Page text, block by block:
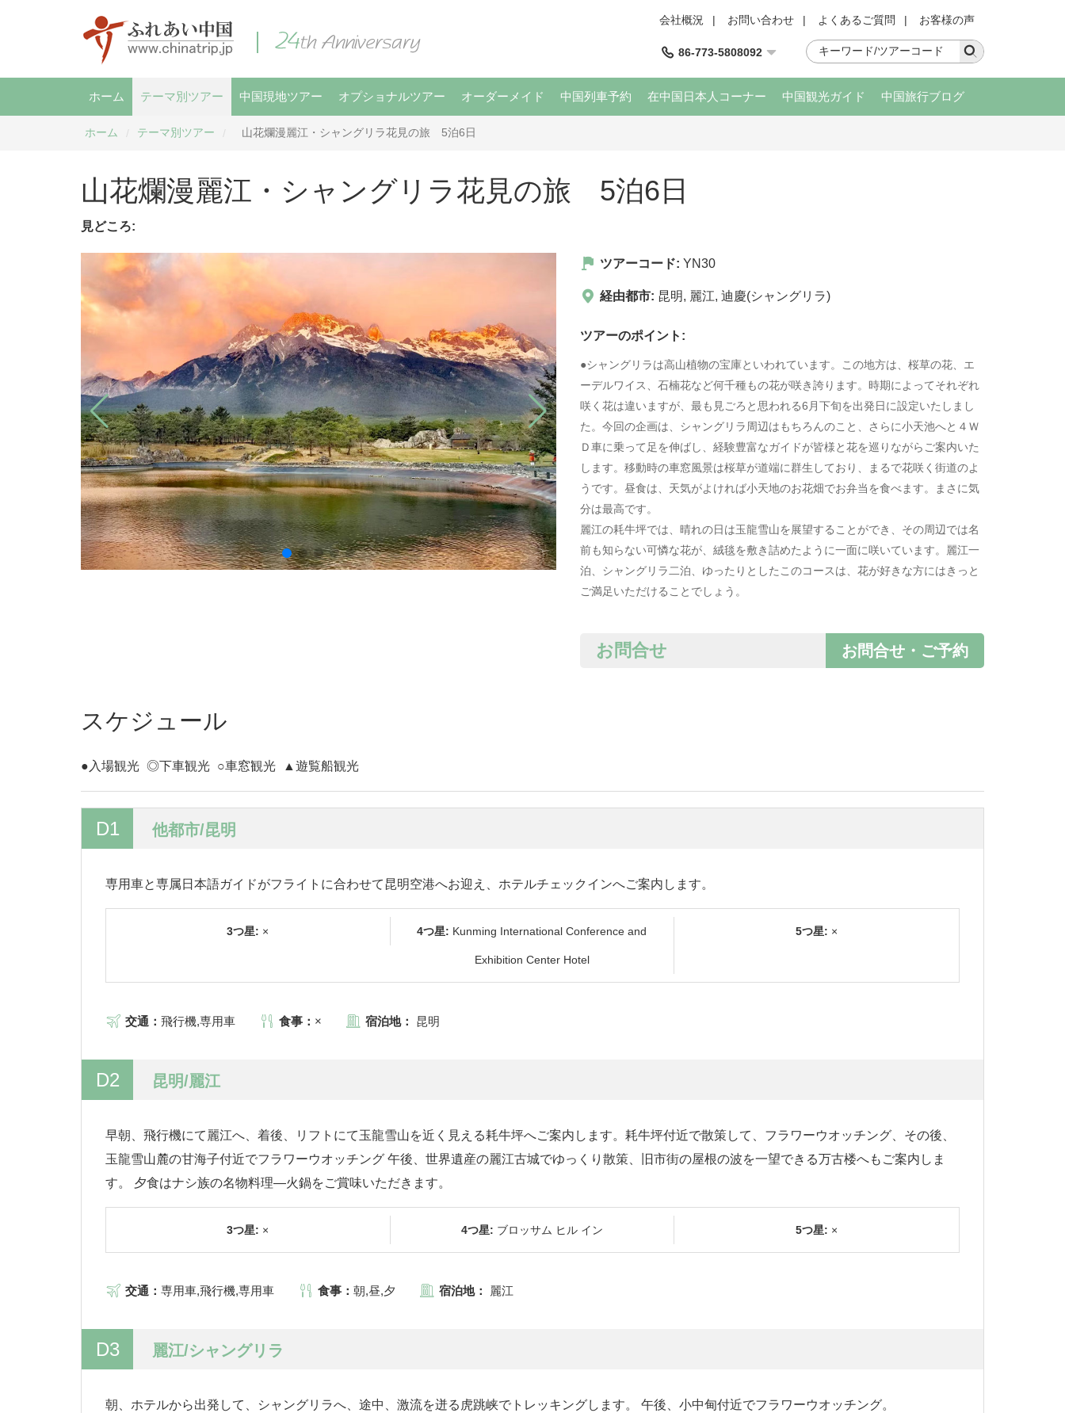
会社概況 | お問い合わせ | よくあるご質問 | お客様の声
86-773-5808092
ホーム テーマ別ツアー 中国現地ツアー オプショナルツアー オーダーメイド 中国列車予約 在中国日本人コーナー 中国観光ガイド 中国旅行ブログ
ホーム テーマ別ツアー 山花爛漫麗江・シャングリラ花見の旅 5泊6日
山花爛漫麗江・シャングリラ花見の旅 5泊6日
見どころ:
ツアーコード: YN30
経由都市: 昆明, 麗江, 迪慶(シャングリラ)
ツアーのポイント:
●シャングリラは高山植物の宝庫といわれています。この地方は、桜草の花、エ
ーデルワイス、石楠花など何千種もの花が咲き誇ります。時期によってそれぞれ
咲く花は違いますが、最も見ごろと思われる6月下旬を出発日に設定いたしまし
た。今回の企画は、シャングリラ周辺はもちろんのこと、さらに小天池へと４Ｗ
Ｄ車に乗って足を伸ばし、経験豊富なガイドが皆様と花を巡りながらご案内いた
します。移動時の車窓風景は桜草が道端に群生しており、まるで花咲く街道のよ
うです。昼食は、天気がよければ小天地のお花畑でお弁当を食べます。まさに気
分は最高です。
麗江の耗牛坪では、晴れの日は玉龍雪山を展望することができ、その周辺では名
前も知らない可憐な花が、絨毯を敷き詰めたように一面に咲いています。麗江一
泊、シャングリラ二泊、ゆったりとしたこのコースは、花が好きな方にはきっと
ご満足いただけることでしょう。
お問合せ・ご予約
お問合せ
スケジュール
●入場観光 ◎下車観光 ○車窓観光 ▲遊覧船観光
D1 他都市/昆明
専用車と専属日本語ガイドがフライトに合わせて昆明空港へお迎え、ホテルチェックインへご案内します。
3つ星: × 4つ星: Kunming International Conference and
Exhibition Center Hotel
5つ星: ×
交通： 飛行機,専用車 食事： × 宿泊地： 昆明
D2 昆明/麗江
早朝、飛行機にて麗江へ、着後、リフトにて玉龍雪山を近く見える耗牛坪へご案内します。耗牛坪付近で散策して、フラワーウオッチング、その後、
玉龍雪山麓の甘海子付近でフラワーウオッチング 午後、世界遺産の麗江古城でゆっくり散策、旧市街の屋根の波を一望できる万古楼へもご案内しま
す。 夕食はナシ族の名物料理―火鍋をご賞味いただきます。
3つ星: × 4つ星: ブロッサム ヒル イン 5つ星: ×
交通： 専用車,飛行機,専用車 食事： 朝,昼,夕 宿泊地： 麗江
D3 麗江/シャングリラ
朝、ホテルから出発して、シャングリラへ、途中、激流を迸る虎跳峡でトレッキングします。 午後、小中甸付近でフラワーウオッチング。